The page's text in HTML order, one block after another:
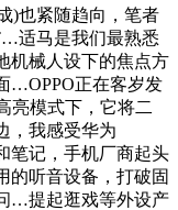
也紧随趋向，笔者
适马是我们最熟悉
机械人设下的焦点方
…OPPO正在客岁发
亮模式下，它将二
，我感受华为
笔记，手机厂商起头
的听音设备，打破固
…提起逛戏等外设产